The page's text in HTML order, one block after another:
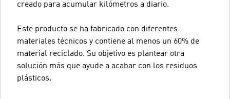
creado para acumular kilómetros a diario.
Este producto se ha fabricado con diferentes
materiales técnicos y contiene al menos un 60% de
material reciclado. Su objetivo es plantear otra
solución más que ayude a acabar con los residuos
plásticos.